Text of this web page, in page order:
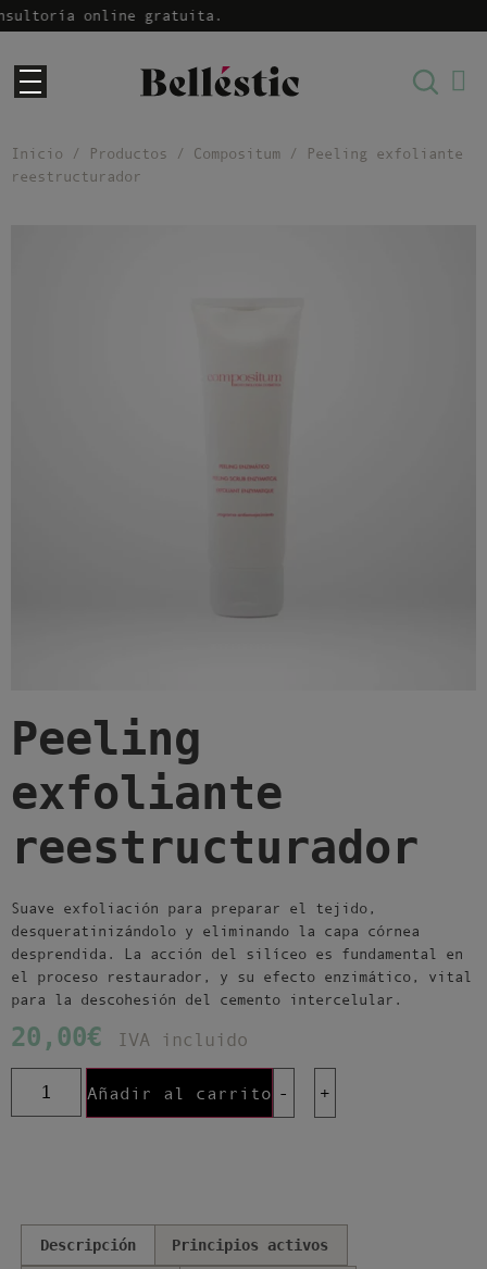
online gratuita.
Inicio / Productos / Compositum / Peeling exfoliante
reestructurador
Peeling
exfoliante
reestructurador
Suave exfoliación para preparar el tejido,
desqueratinizándolo y eliminando la capa córnea
desprendida. La acción del silíceo es fundamental en
el proceso restaurador, y su efecto enzimático, vital
para la descohesión del cemento intercelular.
20,00€ IVA incluido
- +
Añadir al carrito
Descripción Principios activos